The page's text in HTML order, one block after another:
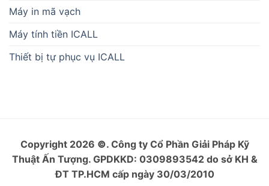
Máy in mã vạch
Máy tính tiền ICALL
Thiết bị tự phục vụ ICALL
Copyright 2026 ©. Công ty Cổ Phần Giải Pháp Kỹ
Thuật Ấn Tượng. GPDKKD: 0309893542 do sở KH &
ĐT TP.HCM cấp ngày 30/03/2010